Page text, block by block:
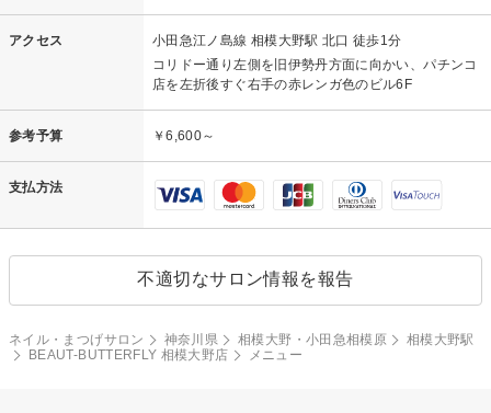
アクセス
小田急江ノ島線 相模大野駅 北口 徒歩1分
コリドー通り左側を旧伊勢丹方面に向かい、パチンコ
店を左折後すぐ右手の赤レンガ色のビル6F
参考予算 ￥6,600～
支払方法
不適切なサロン情報を報告
ネイル・まつげサロン 神奈川県 相模大野・小田急相模原
相模大野駅
BEAUT-BUTTERFLY 相模大野店
メニュー